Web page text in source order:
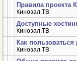
Кинозал.ТВ
Правила проекта
Кинозал.ТВ
Доступные
Кинозал.ТВ
Как